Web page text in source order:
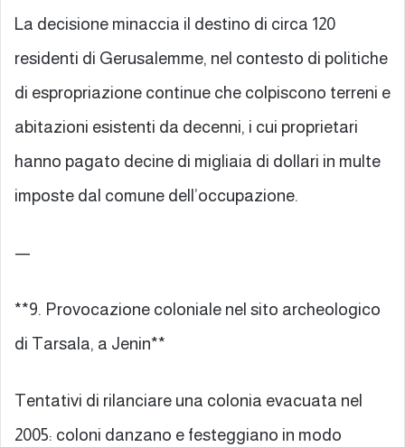
La decisione minaccia il destino di circa 120
residenti di Gerusalemme, nel contesto di politiche
di espropriazione continue che colpiscono terreni e
abitazioni esistenti da decenni, i cui proprietari
hanno pagato decine di migliaia di dollari in multe
imposte dal comune dell’occupazione.
—
**9. Provocazione coloniale nel sito archeologico
di Tarsala, a Jenin**
Tentativi di rilanciare una colonia evacuata nel
2005: coloni danzano e festeggiano in modo